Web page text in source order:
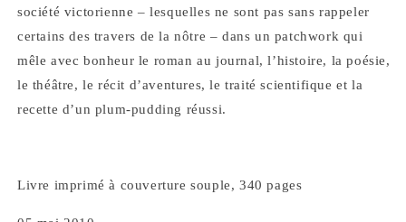
société victorienne – lesquelles ne sont pas sans rappeler
certains des travers de la nôtre – dans un patchwork qui
mêle avec bonheur le roman au journal, l’histoire, la poésie,
le théâtre, le récit d’aventures, le traité scientifique et la
recette d’un plum-pudding réussi.
Livre imprimé à couverture souple, 340 pages